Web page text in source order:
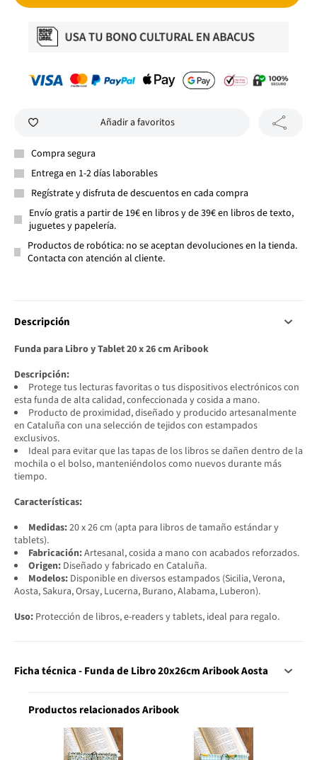
Añadir a favoritos
Compra segura
Entrega en 1-2 días laborables
Regístrate y disfruta de descuentos en cada compra
Envío gratis a partir de 19€ en libros y de 39€ en libros de texto,
juguetes y papelería.
Productos de robótica: no se aceptan devoluciones en la tienda.
Contacta con atención al cliente.
Descripción
Funda para Libro y Tablet 20 x 26 cm Aribook
Descripción:
Protege tus lecturas favoritas o tus dispositivos electrónicos con
esta funda de alta calidad, confeccionada y cosida a mano.
Producto de proximidad, diseñado y producido artesanalmente
en Cataluña con una selección de tejidos con estampados
exclusivos.
Ideal para evitar que las tapas de los libros se dañen dentro de la
mochila o el bolso, manteniéndolos como nuevos durante más
tiempo.
Características:
Medidas:20 x 26 cm (apta para libros de tamaño estándar y
tablets).
Fabricación:Artesanal, cosida a mano con acabados reforzados.
Origen: Diseñado y fabricado en Cataluña.
Modelos: Disponible en diversos estampados (Sicilia, Verona,
Aosta, Sakura, Orsay, Lucerna, Burano, Alabama, Luberon).
Uso: Protección de libros, e-readers y tablets, ideal para regalo.
Ficha técnica - Funda de Libro 20x26cm Aribook Aosta
Productos relacionados Aribook